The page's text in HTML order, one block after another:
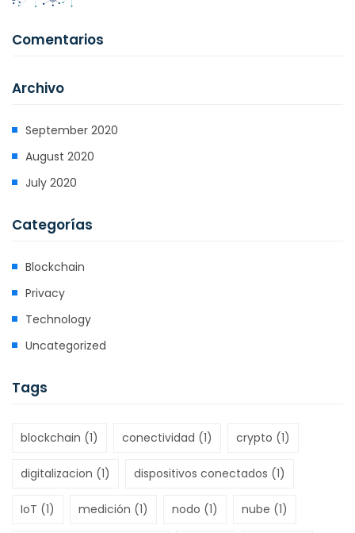
Comentarios
Archivo
September 2020
August 2020
July 2020
Categorías
Blockchain
Privacy
Technology
Uncategorized
Tags
blockchain (1) conectividad (1) crypto (1)
digitalizacion (1) dispositivos conectados (1)
IoT (1) medición (1) nodo (1) nube (1)